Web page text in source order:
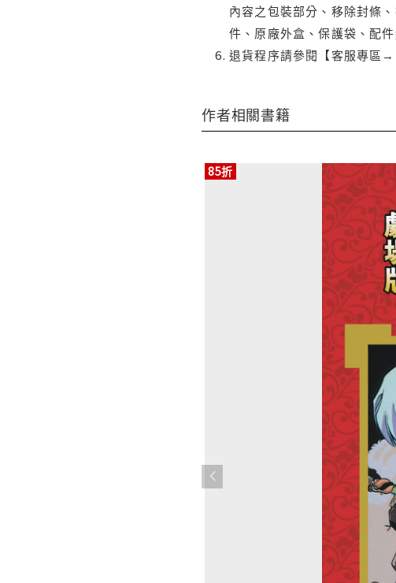
內容之包裝部分、移除封條
件、原廠外盒、保護袋、配
退貨程序請參閱【客服專區
作者相關書籍
85折